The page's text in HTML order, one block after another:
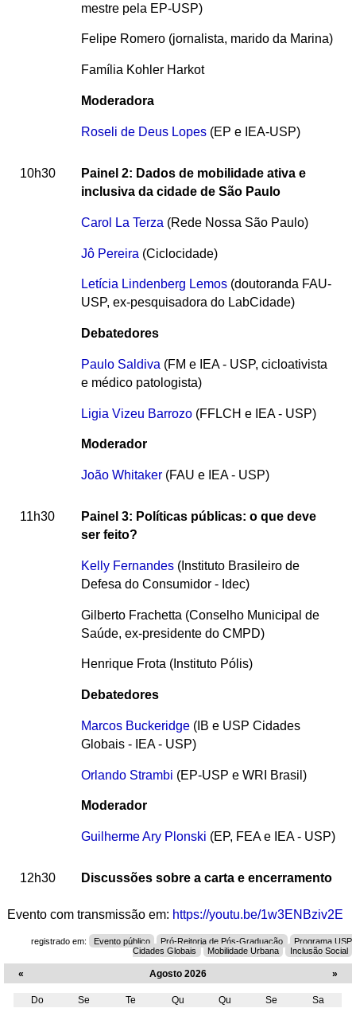
mestre pela EP-USP)
Felipe Romero (jornalista, marido da Marina)
Família Kohler Harkot
Moderadora
Roseli de Deus Lopes(EP e IEA-USP)
10h30
Painel 2: Dados de mobilidade ativa e
inclusiva da cidade de São Paulo
Carol La Terza (Rede Nossa São Paulo)
Jô Pereira (Ciclocidade)
Letícia Lindenberg Lemos(doutoranda FAU-
USP, ex-pesquisadora do LabCidade)
Debatedores
Paulo Saldiva (FM e IEA - USP, cicloativista
e médico patologista)
Ligia Vizeu Barrozo (FFLCH e IEA - USP)
Moderador
João Whitaker(FAU e IEA - USP)
11h30
Painel 3: Políticas públicas: o que deve
ser feito?
Kelly Fernandes (Instituto Brasileiro de
Defesa do Consumidor - Idec)
Gilberto Frachetta (Conselho Municipal de
Saúde, ex-presidente do CMPD)
Henrique Frota (Instituto Pólis)
Debatedores
Marcos Buckeridge(IB e USP Cidades
Globais - IEA - USP)
Orlando Strambi (EP-USP e WRI Brasil)
Moderador
Guilherme Ary Plonski (EP, FEA e IEA - USP)
12h30 Discussões sobre a carta e encerramento
Evento com transmissão em: https://youtu.be/1w3ENBziv2E
registrado em: Evento público Pró-Reitoria de Pós-Graduação
Programa USP
Cidades Globais
Mobilidade Urbana Inclusão Social
« Agosto 2026 »
Do Se Te Qu Qu Se
Sa